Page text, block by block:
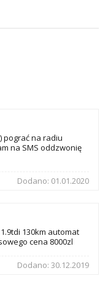
pograć na radiu
na SMS oddzwonię
Dodano: 01.01.2020
130km automat
cena 8000zl
Dodano: 30.12.2019